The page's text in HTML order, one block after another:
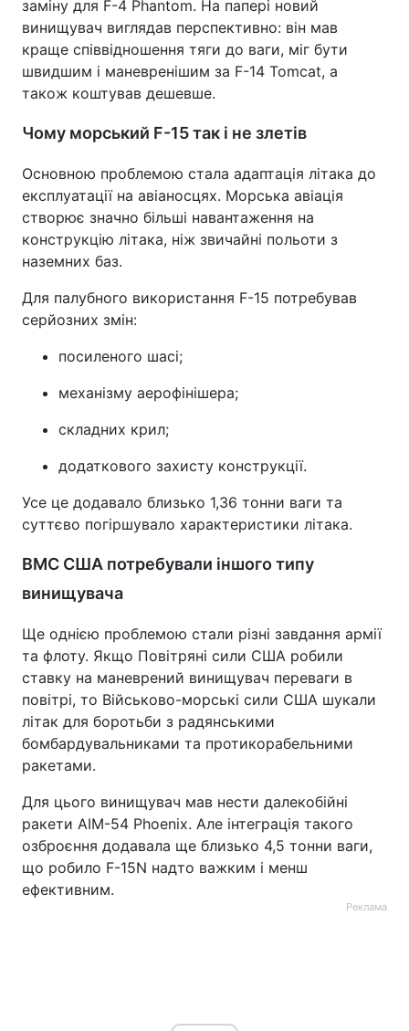
заміну для F-4 Phantom. На папері новий
винищувач виглядав перспективно: він мав
краще співвідношення тяги до ваги, міг бути
швидшим і маневренішим за F-14 Tomcat, а
також коштував дешевше.
Чому морський F-15 так і не злетів
Основною проблемою стала адаптація літака до
експлуатації на авіаносцях. Морська авіація
створює значно більші навантаження на
конструкцію літака, ніж звичайні польоти з
наземних баз.
Для палубного використання F-15 потребував
серйозних змін:
посиленого шасі;
механізму аерофінішера;
складних крил;
додаткового захисту конструкції.
Усе це додавало близько 1,36 тонни ваги та
суттєво погіршувало характеристики літака.
ВМС США потребували іншого типу
винищувача
Ще однією проблемою стали різні завдання армії
та флоту. Якщо Повітряні сили США робили
ставку на маневрений винищувач переваги в
повітрі, то Військово-морські сили США шукали
літак для боротьби з радянськими
бомбардувальниками та протикорабельними
ракетами.
Для цього винищувач мав нести далекобійні
ракети AIM-54 Phoenix. Але інтеграція такого
озброєння додавала ще близько 4,5 тонни ваги,
що робило F-15N надто важким і менш
ефективним.
Реклама